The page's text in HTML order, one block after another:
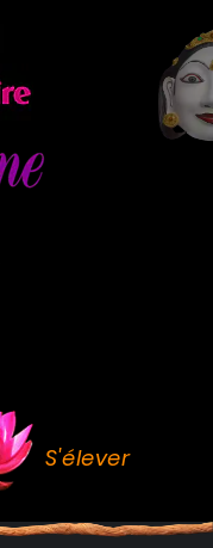
S'élever